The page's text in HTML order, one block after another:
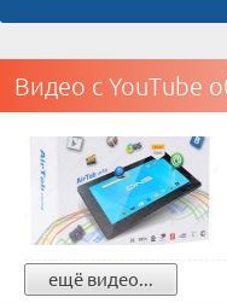
Видео с YouTube
ещё видео...